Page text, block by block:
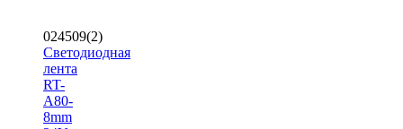
024509(2)
Светодиодная
лента
RT-
A80-
8mm